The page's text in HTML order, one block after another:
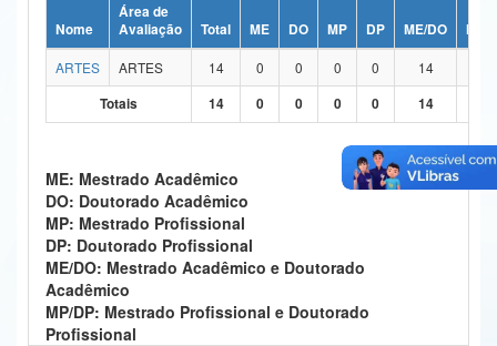
Ministério da Ciência, Tecnologia, Inovações e Comunicações
Ministério do Meio Ambiente
Controladoria-Geral da União
Ministério da Mulher, da Família e dos Direitos Humanos
Secretaria-Geral
Secretaria de Governo
Nome
Área de
Avaliação
Total ME DO MP DP ME/DO
MP/
ARTES
ARTES 14 0 0 0 0 14
Totais
14 0 0 0 0 14
ME: Mestrado Acadêmico
DO: Doutorado Acadêmico
MP: Mestrado Profissional
DP: Doutorado Profissional
ME/DO: Mestrado Acadêmico e Doutorado
Acadêmico
MP/DP: Mestrado Profissional e Doutorado
Profissional